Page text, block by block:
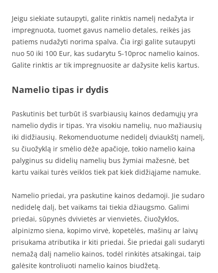
Jeigu siekiate sutaupyti, galite rinktis namelį nedažyta ir
impregnuota, tuomet gavus namelio detales, reikės jas
patiems nudažyti norima spalva. Čia irgi galite sutaupyti
nuo 50 iki 100 Eur, kas sudarytu 5-10proc namelio kainos.
Galite rinktis ar tik impregnuosite ar dažysite kelis kartus.
Namelio tipas ir dydis
Paskutinis bet turbūt iš svarbiausių kainos dedamųjų yra
namelio dydis ir tipas. Yra visokiu namelių, nuo mažiausių
iki didžiausių. Rekomenduotume nedidelį dviaukštį namelį,
su čiuožyklą ir smėlio dėže apačioje, tokio namelio kaina
palyginus su didelių namelių bus žymiai mažesnė, bet
kartu vaikai turės veiklos tiek pat kiek didžiąjame namuke.
Namelio priedai, yra paskutine kainos dedamoji. Jie sudaro
nedidelę dalį, bet vaikams tai tiekia džiaugsmo. Galimi
priedai, sūpynės dvivietės ar vienvietės, čiuožyklos,
alpinizmo siena, kopimo virvė, kopetėlės, mašinų ar laivų
prisukama atributika ir kiti priedai. Šie priedai gali sudaryti
nemažą dalį namelio kainos, todėl rinkitės atsakingai, taip
galėsite kontroliuoti namelio kainos biudžetą.